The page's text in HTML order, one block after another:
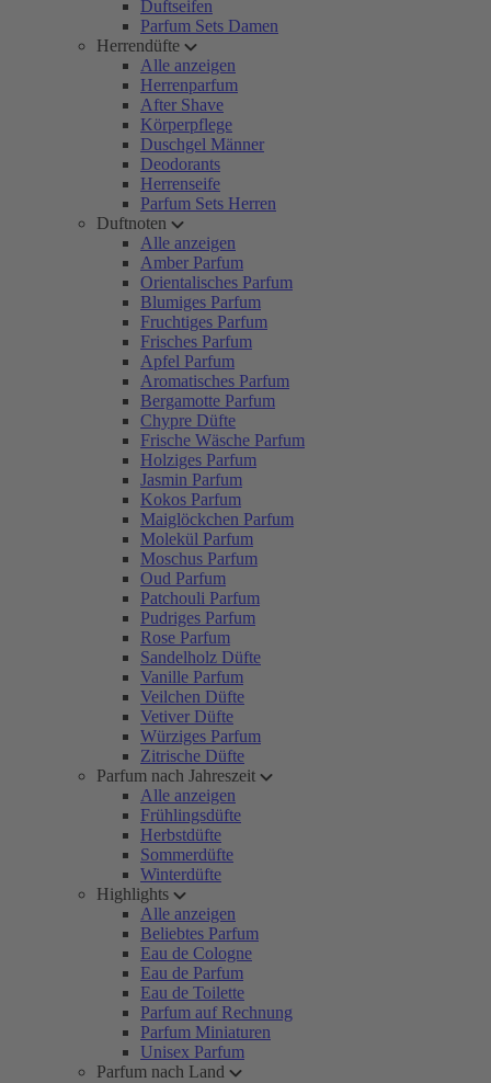
Duftseifen
Parfum Sets Damen
Herrendüfte
Alle anzeigen
Herrenparfum
After Shave
Körperpflege
Duschgel Männer
Deodorants
Herrenseife
Parfum Sets Herren
Duftnoten
Alle anzeigen
Amber Parfum
Orientalisches Parfum
Blumiges Parfum
Fruchtiges Parfum
Frisches Parfum
Apfel Parfum
Aromatisches Parfum
Bergamotte Parfum
Chypre Düfte
Frische Wäsche Parfum
Holziges Parfum
Jasmin Parfum
Kokos Parfum
Maiglöckchen Parfum
Molekül Parfum
Moschus Parfum
Oud Parfum
Patchouli Parfum
Pudriges Parfum
Rose Parfum
Sandelholz Düfte
Vanille Parfum
Veilchen Düfte
Vetiver Düfte
Würziges Parfum
Zitrische Düfte
Parfum nach Jahreszeit
Alle anzeigen
Frühlingsdüfte
Herbstdüfte
Sommerdüfte
Winterdüfte
Highlights
Alle anzeigen
Beliebtes Parfum
Eau de Cologne
Eau de Parfum
Eau de Toilette
Parfum auf Rechnung
Parfum Miniaturen
Unisex Parfum
Parfum nach Land